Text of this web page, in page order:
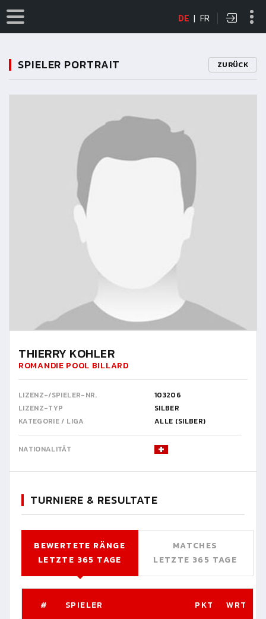
DE | FR
SPIELER PORTRAIT ZURÜCK
THIERRY KOHLER
ROMANDIE POOL BILLARD
LIZENZ-/SPIELER-NR.
103206
LIZENZ-TYP
SILBER
KATEGORIE / LIGA
ALLE (SILBER)
NATIONALITÄT
TURNIERE & RESULTATE
BEWERTETE RÄNGE
LETZTE 365 TAGE
MATCHES
LETZTE 365 TAGE
# SPIELER PKT WRT